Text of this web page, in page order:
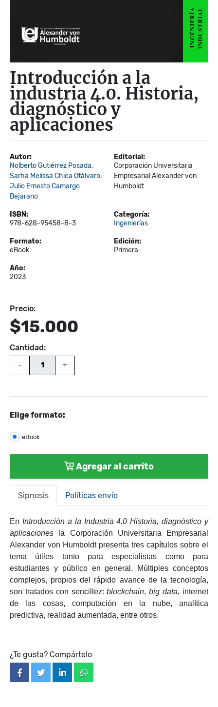
Introducción a la
industria 4.0. Historia,
diagnóstico y
aplicaciones
Autor:
Nolberto Gutiérrez Posada,
Sarha Melissa Chica Otálvaro,
Julio Ernesto Camargo
Bejarano
Editorial:
Corporación Universitaria
Empresarial Alexander von
Humboldt
ISBN:
978-628-95458-8-3
Categoría:
Ingenierías
Formato:
eBook
Edición:
Primera
Año:
2023
Precio:
$15.000
Cantidad:
- +
Elige formato:
eBook
Agregar al carrito
Sipnosis Políticas envío
En Introducción a la Industria 4.0 Historia, diagnóstico y
aplicaciones
la Corporación Universitaria Empresarial
Alexander von Humboldt presenta tres capítulos sobre el
tema útiles tanto para especialistas como para
estudiantes y público en general. Múltiples conceptos
complejos, propios del rápido avance de la tecnología,
son tratados con sencillez:blockchain,big data, internet
de las cosas, computación en la nube, analítica
predictiva, realidad aumentada, entre otros.
¿Te gusta? Compártelo
facebooktwitter linkedinwhatsapp